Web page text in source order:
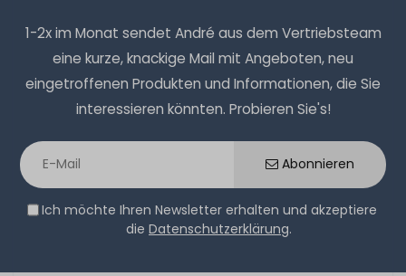
1-2x im Monat sendet André aus dem Vertriebsteam
eine kurze, knackige Mail mit Angeboten, neu
eingetroffenen Produkten und Informationen, die Sie
interessieren könnten. Probieren Sie's!
Abonnieren
Ich möchte Ihren Newsletter erhalten und akzeptiere
die Datenschutzerklärung.